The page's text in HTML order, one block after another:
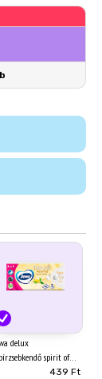
delux
spirit of
3 rétegű 90 db439 Ft